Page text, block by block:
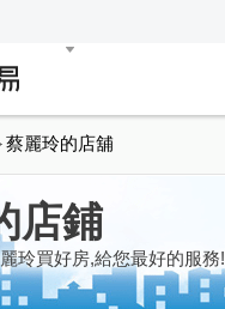
蔡麗玲的店舖
店鋪
玲買好房,給您最好的服務!